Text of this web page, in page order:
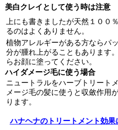
美白クレイとして使う時は注意
上にも書きましたが天然１００
るのはよくありません。
植物アレルギーがある方ならパ
分が腫れ上がることもあります
らお顔に塗ってください。
ハイダメージ毛に使う場合
ニュートラルをハーブトリート
メージ毛の髪に使うと収斂作用
ります。
ハナヘナのトリートメント効果